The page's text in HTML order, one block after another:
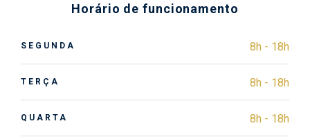
Horário de funcionamento
SEGUNDA 8h - 18h
TERÇA 8h - 18h
QUARTA 8h - 18h